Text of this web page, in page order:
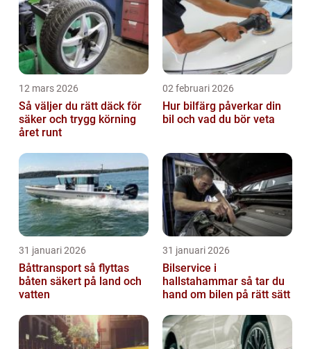
12 mars 2026
Så väljer du rätt däck för
säker och trygg körning
året runt
02 februari 2026
Hur bilfärg påverkar din
bil och vad du bör veta
31 januari 2026
Båttransport så flyttas
båten säkert på land och
vatten
31 januari 2026
Bilservice i
hallstahammar så tar du
hand om bilen på rätt sätt